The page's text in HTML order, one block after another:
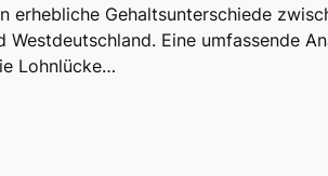
erhebliche Gehaltsunterschiede
Westdeutschland. Eine umfassende
Lohnlücke…